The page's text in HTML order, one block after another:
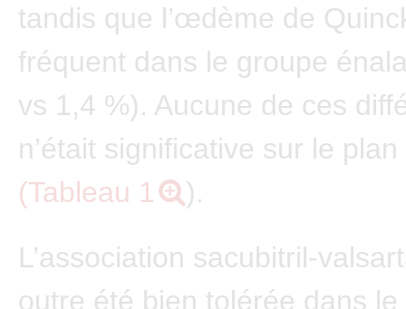
tandis que l’œdème de
fréquent dans le groupe
vs 1,4 %). Aucune de ces
n’était significative sur le
(Tableau 1
).
L’association sacubitril-
outre été bien tolérée dans